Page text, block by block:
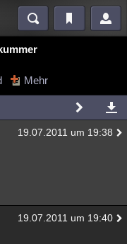
Mystery Kriminalfälle
Mehr
19.07.2011 um 19:38
19.07.2011 um 19:40